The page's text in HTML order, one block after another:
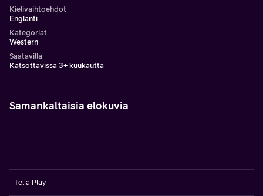
Kielivaihtoehdot
Englanti
Kategoriat
Western
Saatavilla
Katsottavissa 3+ kuukautta
Samankaltaisia elokuvia
Telia Play